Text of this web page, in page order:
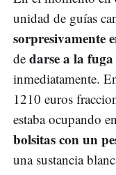
unidad de guías
sorpresivamente
de darse a la fuga
inmediatamente.
1210 euros
estaba ocupando
bolsitas con un
una sustancia